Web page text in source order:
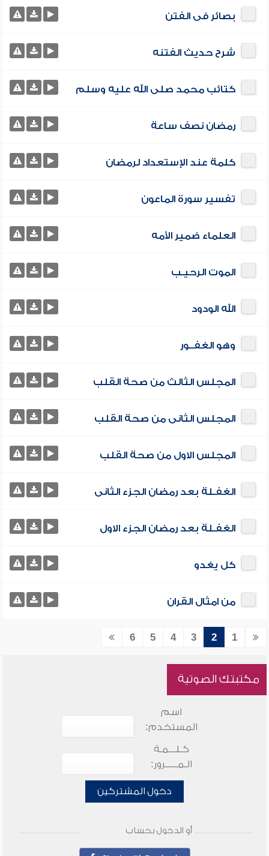
بصائر فى الفتن
شرح حديث الفتنه
كتائب محمد صلى الله عليه وسلم
رمضان نصف ساعة
كلمة عند الإستعداد لرمضان
تفسير سورة الماعون
العلماء ضمير الأمه
الموت الرحيـب
الله الودود
وهو الغفــور
المجلس الثالث من صحة القلب
المجلس الثانى من صحة القلب
المجلس الاول من صحة القلب
الغفـلة بعد رمضان الجزء الثانى
الغفـلة بعد رمضان الجزء الاول
كل يغدو
من امثال القران
1
2
3
4
5
6
مكتبتك الصوتية
اسم
المستخدم:
كـلـــمـة
الـمـــــرور:
دخول المشتركين
أو الدخول بحساب